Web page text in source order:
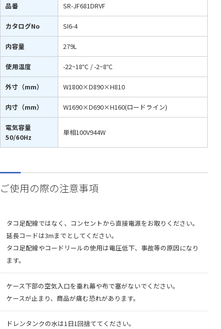
品番 SR-JF681DRVF
カタログNo SI6-4
内容量 279L
使用温度 -22~18℃ / -2~8℃
外寸（mm） W1800×D890×H810
内寸（mm） W1690×D690×H160(ロードライン)
電気容量
50/60Hz
単相100V944W
ご使用の際の注意事項
タコ足配線ではなく、コンセントから直接電源をお取りください。
延長コードは3mまでとしてください。
タコ足配線やコードリールの使用は電圧低下、事故等の原因になり
ます。
ケース下部の空気入口を垂れ幕や布で塞がないでください。
ケースが止まり、商品が痛む恐れがあります。
ドレンタンクの水は1日1回捨ててください。